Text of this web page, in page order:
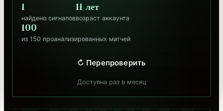
1
найдено сигналов
11 лет
возраст аккаунта
100
из 150 проанализированных матчей
↻ Перепроверить
Доступна раз в месяц